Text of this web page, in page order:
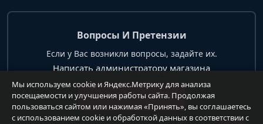
Вопросы И Претензии
Если у Вас возникли вопросы, задайте их.
Написать администратору магазина
+7 904 62 99 428
Мы используем cookie и Яндекс.Метрику для анализа
посещаемости и улучшения работы сайта. Продолжая
пользоваться сайтом или нажимая «Принять», вы соглашаетесь
с использованием cookie и обработкой данных в соответствии с